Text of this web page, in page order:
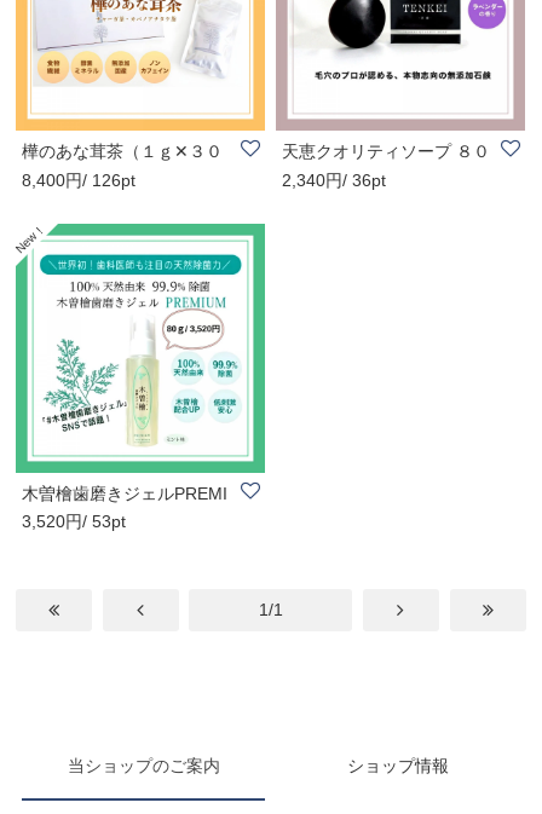
樺のあな茸茶（１ｇ✕３０
包）
8,400円/ 126pt
天恵クオリティソープ ８０
g
2,340円/ 36pt
木曽檜歯磨きジェルPREMI
UM８０g
3,520円/ 53pt
1/1
当ショップのご案内 ショップ情報